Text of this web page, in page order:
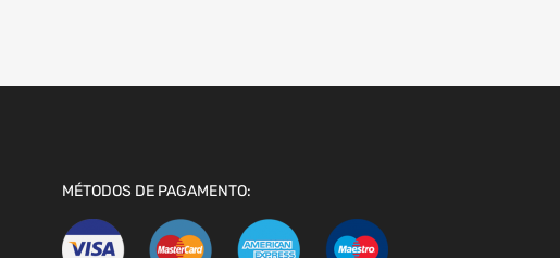
MÉTODOS DE PAGAMENTO: